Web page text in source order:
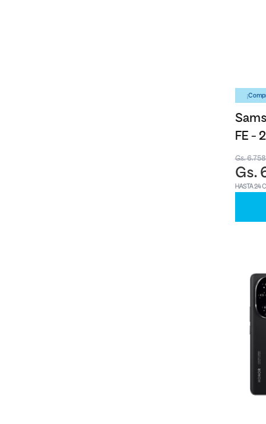
FE -
Gs.
Gs.
HASTA 24